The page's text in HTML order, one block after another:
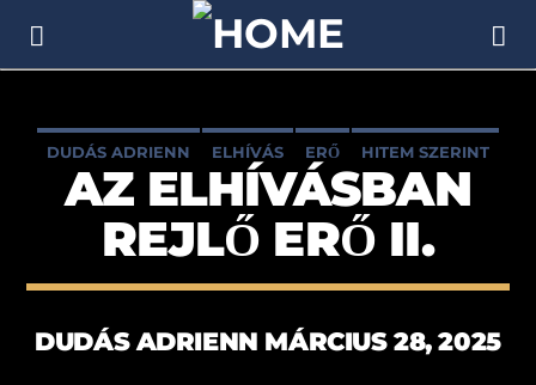
DUDÁS ADRIENN ELHÍVÁS ERŐ HITEM SZERINT
PÉTER PETRA
AZ ELHÍVÁSBAN
REJLŐ ERŐ II.
DUDÁS ADRIENN MÁRCIUS 28, 2025